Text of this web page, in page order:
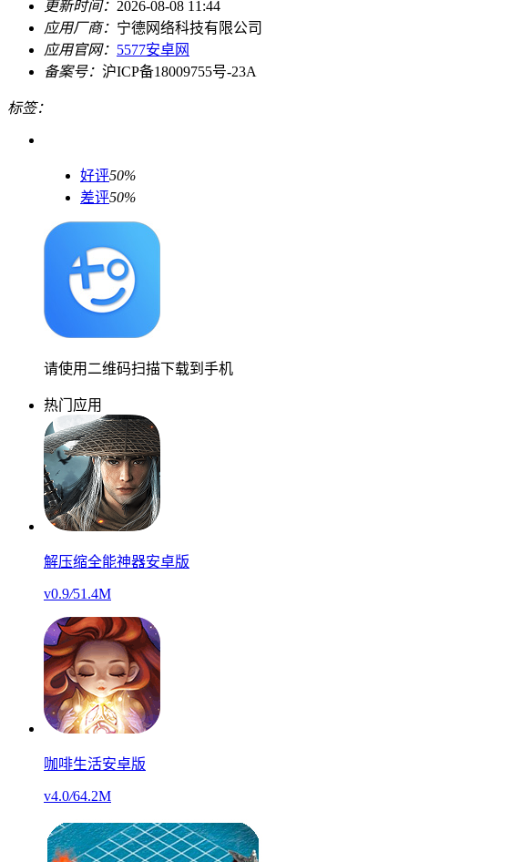
更新时间： 2026-08-08 11:44
应用厂商： 宁德网络科技有限公司
应用官网： 5577安卓网
备案号： 沪ICP备18009755号-23A
标签：
好评50%
差评50%
请使用二维码扫描下载到手机
热门应用
解压缩全能神器安卓版
v0.9/51.4M
咖啡生活安卓版
v4.0/64.2M